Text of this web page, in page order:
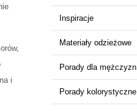
i
Inspiracje
Materiały odzieżowe
Porady dla mężczyzn
Porady kolorystyczne